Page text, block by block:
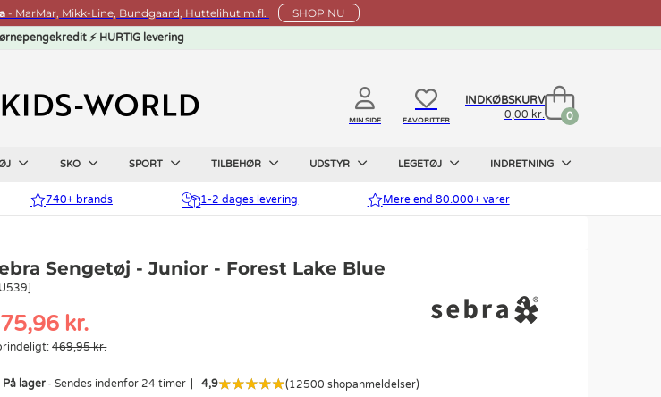
- MarMar, Mikk-Line, Bundgaard, Huttelihut m.fl. SHOP NU
⚡ HURTIG levering
MIN SIDE FAVORITTER
INDKØBSKURV
0,00 kr.
0
SKO SPORT TILBEHØR UDSTYR LEGETØJ INDRETNING
740+ brands 1-2 dages levering Mere end 80.000+ varer
Sengetøj - Junior - Forest Lake Blue
kr.
469,95 kr.
På lager - Sendes indenfor 24 timer 4,9 (12500 shopanmeldelser)